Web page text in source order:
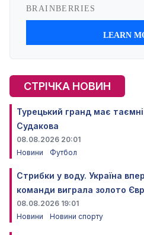
СТРІЧКА НОВИН
Турецький гранд має
Судакова
08.08.2026 20:01
Новини
Футбол
Стрибки у воду. Україна
команди виграла золото
08.08.2026 19:01
Новини
Новини спорту